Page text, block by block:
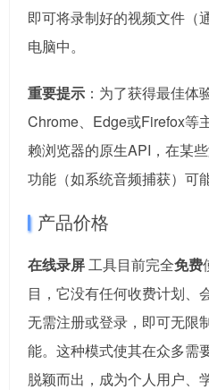
即可将录制好的视频文件（
电脑中。
重要提示 ：为了获得最佳体
Chrome、Edge或Firefox等
赖浏览器的原生API，在某
功能（如系统音频捕获）可
产品价格
在线录屏工具目前完全免费
目，它没有任何收费计划、
无需注册或登录，即可无限
能。这种模式使其在众多需
脱颖而出，成为个人用户、